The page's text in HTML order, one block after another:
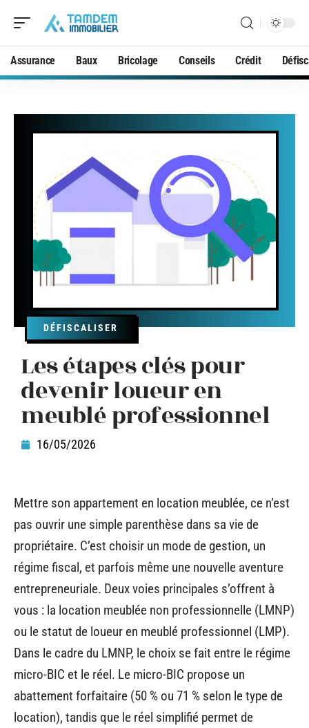
Assurance Baux Bricolage Conseils Crédit
DÉFISCALISER
Les étapes clés pour
devenir loueur en
meublé professionnel
16/05/2026
Mettre son appartement en location meublée, ce n’est
pas ouvrir une simple parenthèse dans sa vie de
propriétaire. C’est choisir un mode de gestion, un
régime fiscal, et parfois même une nouvelle aventure
entrepreneuriale. Deux voies principales s’offrent à
vous : la location meublée non professionnelle (LMNP)
ou le statut de loueur en meublé professionnel (LMP).
Dans le cadre du LMNP, le choix se fait entre le régime
micro-BIC et le réel. Le micro-BIC propose un
abattement forfaitaire (50 % ou 71 % selon le type de
location), tandis que le réel simplifié permet de